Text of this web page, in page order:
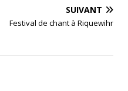
SUIVANT
Festival de chant à Riquewihr